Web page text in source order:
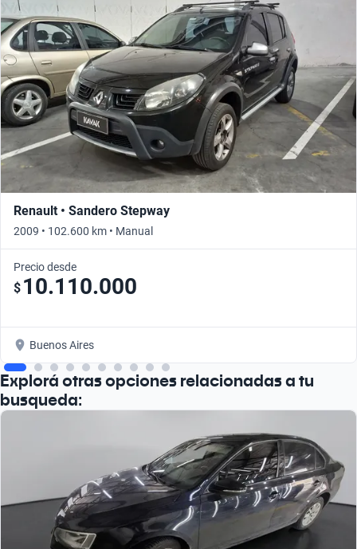
Renault • Sandero Stepway
2009 • 102.600 km • Manual
Precio desde
$ 10.110.000
Buenos Aires
Explorá otras opciones relacionadas a tu
busqueda: